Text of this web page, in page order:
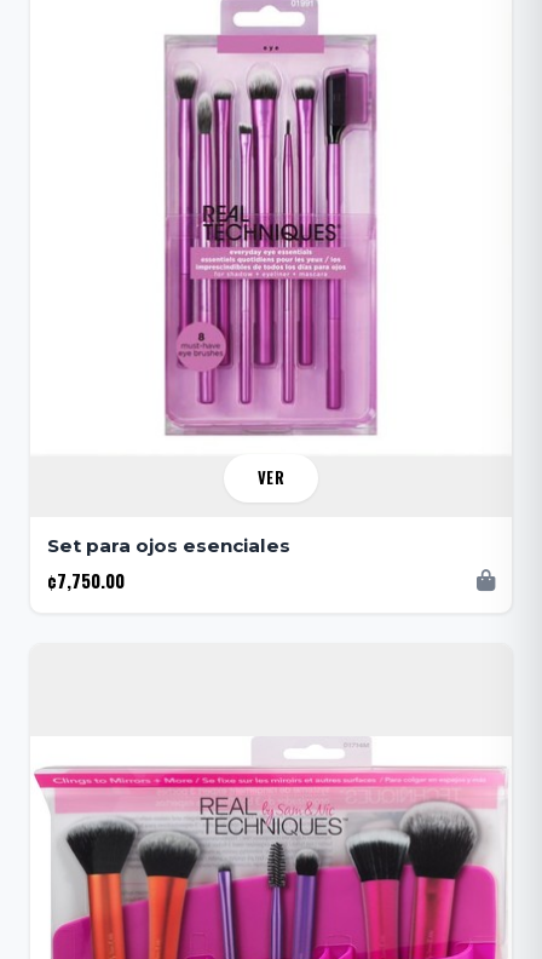
VER
Set para ojos esenciales
¢7,750.00